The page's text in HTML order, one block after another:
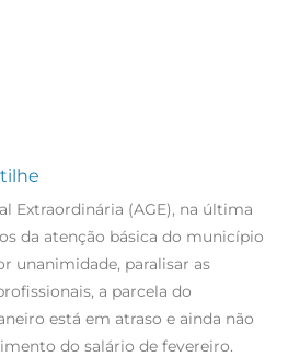
Extraordinária (AGE), na última
da atenção básica do município
unanimidade, paralisar as
a parcela do
está em atraso e ainda não
do salário de fevereiro.